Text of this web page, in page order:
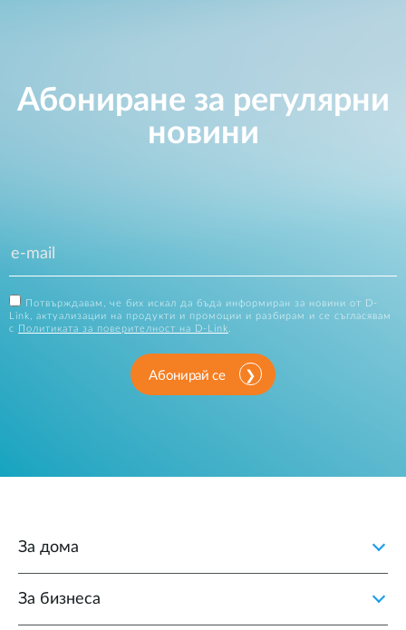
Абониране за регулярни
новини
Потвърждавам, че бих искал да бъда информиран за новини от D-
Link, актуализации на продукти и промоции и разбирам и се съгласявам
с
Политиката за поверителност на D-Link
Абонирай се
За дома
За бизнеса